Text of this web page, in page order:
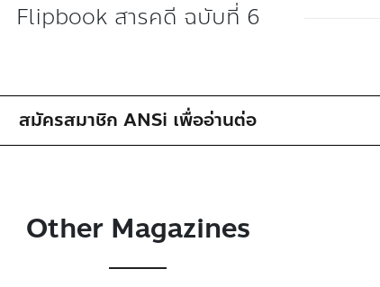
Flipbook สารคดี ฉบับที่ 6
สมัครสมาชิก ANSi เพื่ออ่านต่อ
Other Magazines